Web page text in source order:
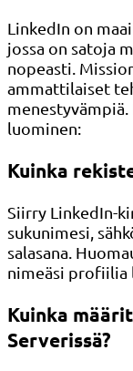
LinkedIn on
jossa on satoja
nopeasti.
ammattilaiset
luominen:
Kuinka
Siirry LinkedIn-
sukunimesi,
salasana.
nimeäsi profiilia
Kuinka
Serverissä?